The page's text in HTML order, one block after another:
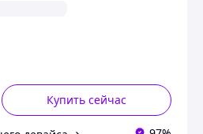
Купить сейчас